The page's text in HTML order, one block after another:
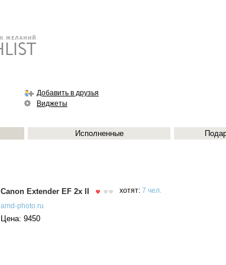
Добавить в друзья
Виджеты
Исполненные
Canon Extender EF 2x II хотят: 7 чел.
amd-photo.ru
Цена: 9450